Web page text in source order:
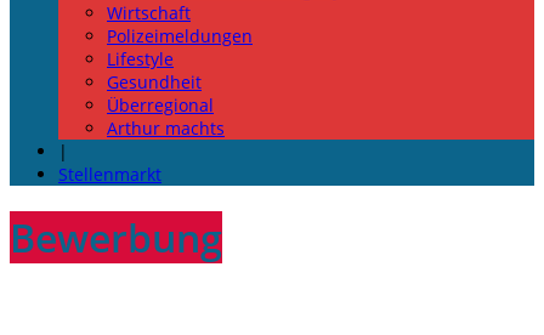
Wirtschaft
Polizeimeldungen
Lifestyle
Gesundheit
Überregional
Arthur machts
|
Stellenmarkt
Bewerbung